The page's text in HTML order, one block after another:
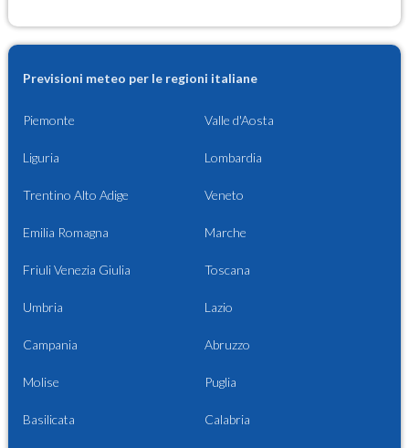
Previsioni meteo per le regioni italiane
Piemonte Valle d'Aosta
Liguria Lombardia
Trentino Alto Adige Veneto
Emilia Romagna Marche
Friuli Venezia Giulia Toscana
Umbria Lazio
Campania Abruzzo
Molise Puglia
Basilicata Calabria